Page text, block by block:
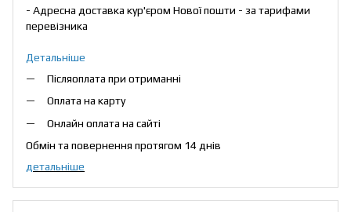
- Адресна доставка кур'єром Нової пошти - за тарифами
перевізника
Детальніше
Післяоплата при отриманні
Оплата на карту
Онлайн оплата на сайті
Обмін та повернення протягом 14 днів
детальніше